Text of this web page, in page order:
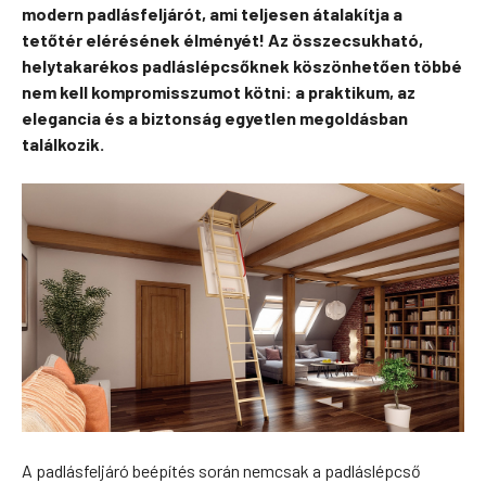
modern padlásfeljárót, ami teljesen átalakítja a
tetőtér elérésének élményét! Az összecsukható,
helytakarékos padláslépcsőknek köszönhetően többé
nem kell kompromisszumot kötni: a praktikum, az
elegancia és a biztonság egyetlen megoldásban
találkozik.
A padlásfeljáró beépítés során nemcsak a padláslépcső